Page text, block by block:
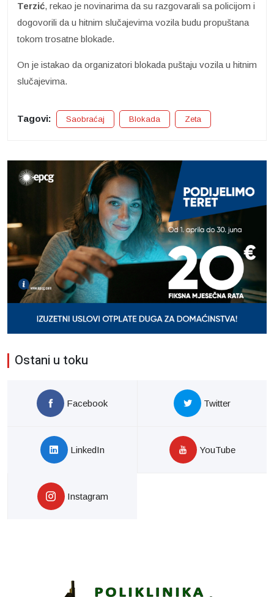
Terzić, rekao je novinarima da su razgovarali sa policijom i
dogovorili da u hitnim slučajevima vozila budu propuštana
tokom trosatne blokade.
On je istakao da organizatori blokada puštaju vozila u hitnim
slučajevima.
Tagovi: Saobraćaj Blokada Zeta
Ostani u toku
Facebook Twitter
LinkedIn YouTube
Instagram